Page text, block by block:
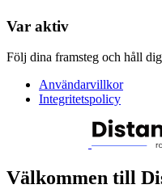
Var aktiv
Följ dina framsteg och håll
Användarvillkor
Integritetspolicy
Välkommen till